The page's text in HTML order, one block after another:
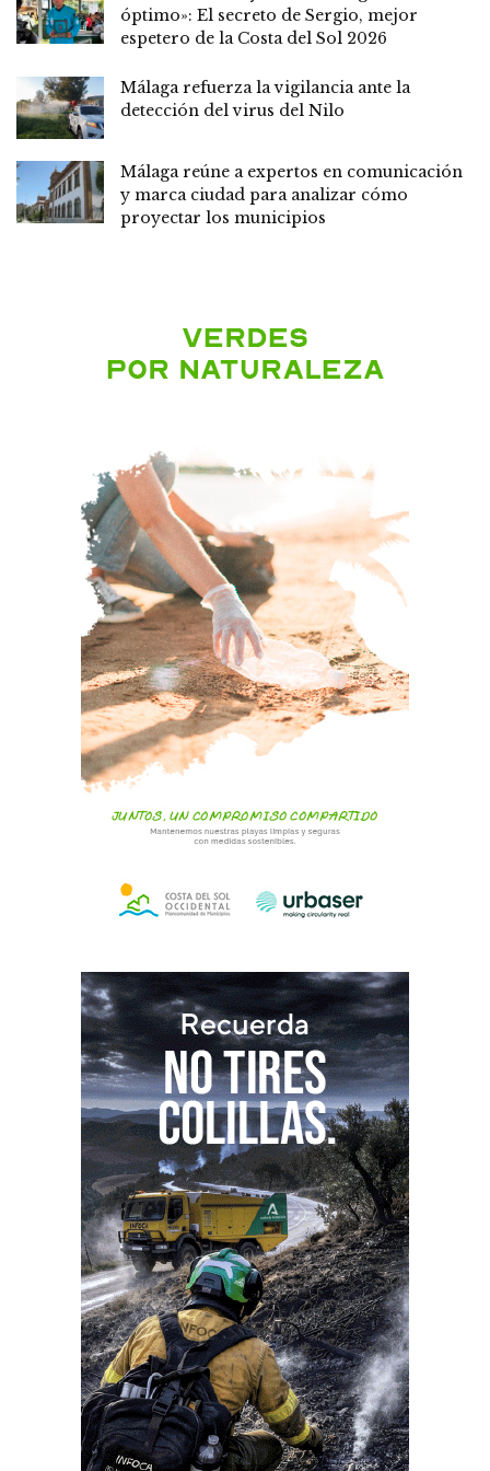
óptimo»: El secreto de Sergio, mejor
espetero de la Costa del Sol 2026
Málaga refuerza la vigilancia ante la
detección del virus del Nilo
Málaga reúne a expertos en comunicación
y marca ciudad para analizar cómo
proyectar los municipios